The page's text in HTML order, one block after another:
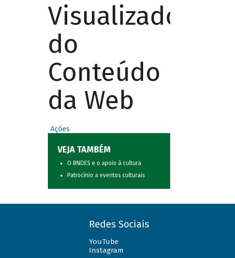
Visualizador
do
Conteúdo
da Web
Ações
VEJA TAMBÉM
O BNDES e o apoio à cultura
Patrocínio a eventos culturais
Redes Sociais
YouTube
Instagram